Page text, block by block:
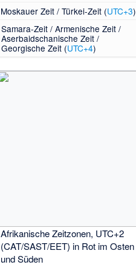
Moskauer Zeit / Türkei-Zeit (UTC+3)
Samara-Zeit / Armenische Zeit /
Aserbaidschanische Zeit /
Georgische Zeit (UTC+4)
Afrikanische Zeitzonen, UTC+2
(CAT/SAST/EET) in Rot im Osten
und Süden